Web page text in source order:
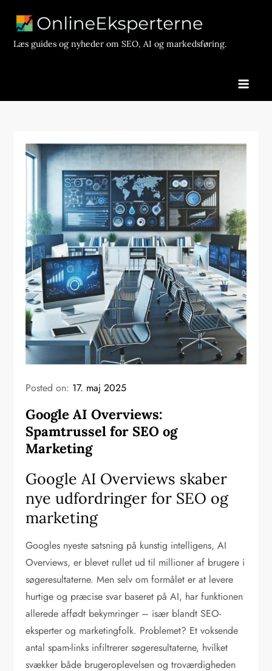
contentLæs guides og nyheder om SEO, AI og markedsføring.
Posted on: 17. maj 2025
Google AI Overviews:
Spamtrussel for SEO og
Marketing
Google AI Overviews skaber
nye udfordringer for SEO og
marketing
Googles nyeste satsning på kunstig intelligens, AI
Overviews, er blevet rullet ud til millioner af brugere i
søgeresultaterne. Men selv om formålet er at levere
hurtige og præcise svar baseret på AI, har funktionen
allerede affødt bekymringer – især blandt SEO-
eksperter og marketingfolk. Problemet? Et voksende
antal spam-links infiltrerer søgeresultaterne, hvilket
svækker både brugeroplevelsen og troværdigheden